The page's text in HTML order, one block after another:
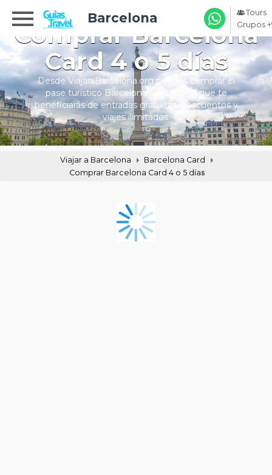
Barcelona
Tours
Grupos
Comprar Barcelona
Card 4 o 5 días
Desde ViajaraBarcelona.org puedes comprar el
pase turístico Barcelona Card con el que te
beneficiarás de entradas gratuitas, descuentos y
viajes ilimitados.
Viajar a Barcelona
Barcelona Card
Comprar Barcelona Card 4 o 5 días